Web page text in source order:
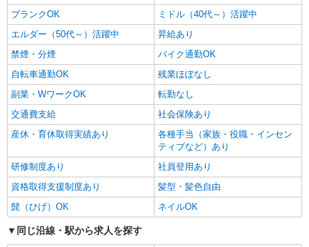
ブランクOK
ミドル（40代～）活躍中
エルダー（50代～）活躍中
昇給あり
禁煙・分煙
バイク通勤OK
自転車通勤OK
残業ほぼなし
副業・WワークOK
転勤なし
交通費支給
社会保険あり
産休・育休取得実績あり
各種手当（家族・役職・インセン
ティブなど）あり
研修制度あり
社員登用あり
資格取得支援制度あり
髪型・髪色自由
髭（ひげ）OK
ネイルOK
同じ沿線・駅から求人を探す